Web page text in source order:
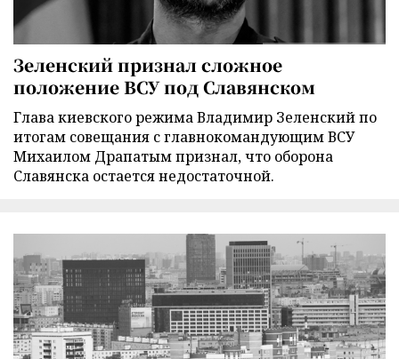
Зеленский признал сложное
положение ВСУ под Славянском
Глава киевского режима Владимир Зеленский по
итогам совещания с главнокомандующим ВСУ
Михаилом Драпатым признал, что оборона
Славянска остается недостаточной.